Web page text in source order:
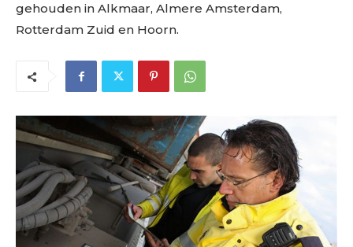
gehouden in Alkmaar, Almere Amsterdam,
Rotterdam Zuid en Hoorn.